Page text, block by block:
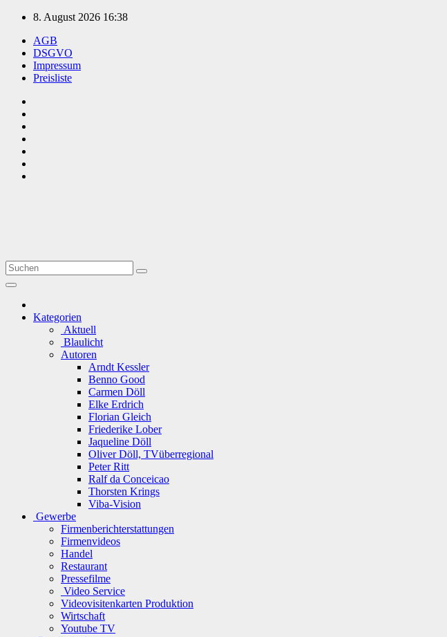
Zum
springen
8. August 2026 16:38
AGB
DSGVO
Impressum
Preisliste
Kategorien
Aktuell
Blaulicht
Autoren
Arndt Kessler
Benno Good
Carmen Döll
Elke Erdrich
Florian Gleich
Friederike Lober
Jaqueline Döll
Oliver Döll, TVüberregional
Peter Ritt
Ralf da Conceicao
Thorsten Krings
Viba-Vision
Gewerbe
Firmenberichterstattungen
Firmenvideos
Handel
Restaurant
Pressefilme
Video Service
Videovisitenkarten Produktion
Wirtschaft
Youtube TV